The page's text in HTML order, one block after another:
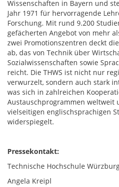
Wissenschaften in Bayern und
Jahr 1971 für hervorragende
Forschung. Mit rund 9.200
gefächerten Angebot von mehr
zwei Promotionszentren deckt
ab, das von Technik über
Sozialwissenschaften sowie
reicht. Die THWS ist nicht nur
verwurzelt, sondern auch stark
was sich in zahlreichen
Austauschprogrammen weltweit
vielseitigen englischsprachigen
widerspiegelt.
Pressekontakt:
Technische Hochschule
Angela Kreipl